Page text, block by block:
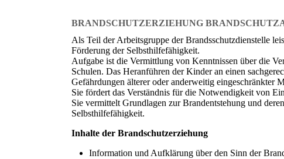
BRANDSCHUTZERZIEHUNG
Als Teil der Arbeitsgruppe der Brandsschutzdienstelle
Förderung der Selbsthilfefähigkeit.
Aufgabe ist die Vermittlung von Kenntnissen über die
Schulen. Das Heranführen der Kinder an einen
Gefährdungen älterer oder anderweitig eingeschränkter
Sie fördert das Verständnis für die Notwendigkeit von
Sie vermittelt Grundlagen zur Brandentstehung und
Selbsthilfefähigkeit.
Inhalte der Brandschutzerziehung
Information und Aufklärung über den Sinn der